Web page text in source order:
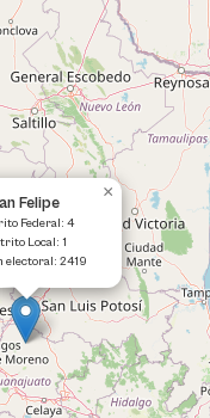
Felipe
Federal: 4
Local: 1
electoral: 2419
×